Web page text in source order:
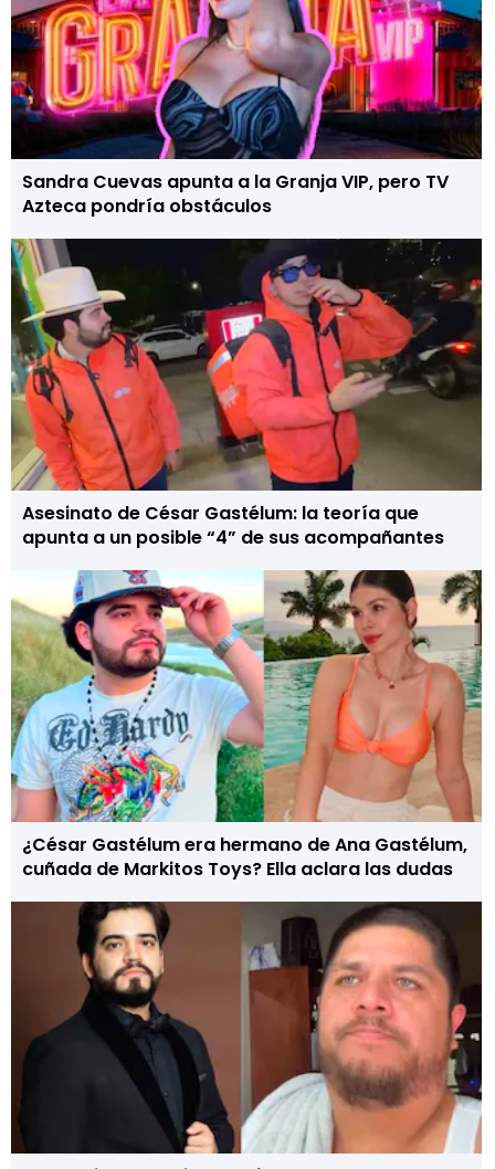
Sandra Cuevas apunta a la Granja VIP, pero TV
Azteca pondría obstáculos
Asesinato de César Gastélum: la teoría que
apunta a un posible “4” de sus acompañantes
¿César Gastélum era hermano de Ana Gastélum,
cuñada de Markitos Toys? Ella aclara las dudas